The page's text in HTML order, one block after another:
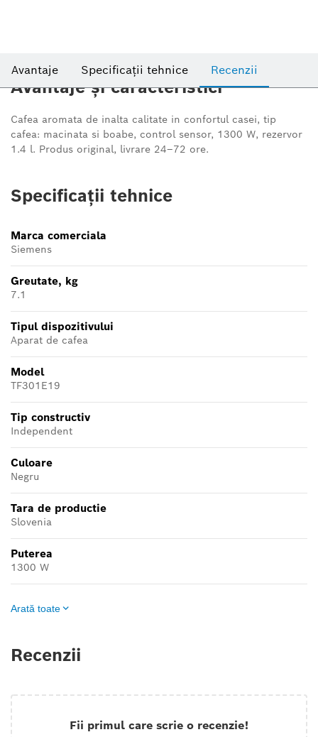
Avantaje Specificații tehnice Recenzii
Avantaje și caracteristici
Cafea aromata de inalta calitate in confortul casei, tip
cafea: macinata si boabe, control sensor, 1300 W, rezervor
1.4 l. Produs original, livrare 24–72 ore.
Specificații tehnice
Marca comerciala
Siemens
Greutate, kg
7.1
Tipul dispozitivului
Aparat de cafea
Model
TF301E19
Tip constructiv
Independent
Culoare
Negru
Tara de productie
Slovenia
Puterea
1300 W
Arată toate
Recenzii
Fii primul care scrie o recenzie!